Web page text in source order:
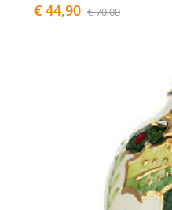
€ 44,90 € 70,00